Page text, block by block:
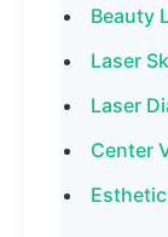
Beauty
Laser
Laser
Center